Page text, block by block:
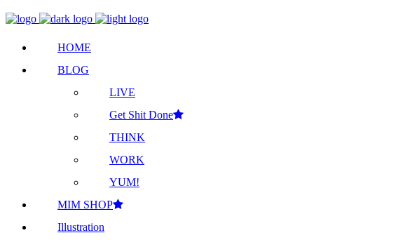
HOME
BLOG
LIVE
Get Shit Done
THINK
WORK
YUM!
MIM SHOP
Illustration